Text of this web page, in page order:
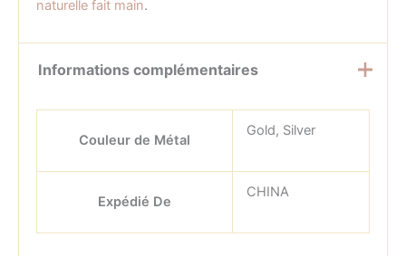
naturelle fait main.
Informations complémentaires
Couleur de Métal
Gold, Silver
Expédié De
CHINA